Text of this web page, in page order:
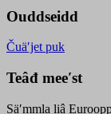
Ouddseidd
Čuäʹjet puk
Teâđ meeʹst
Säʹmmla liâ